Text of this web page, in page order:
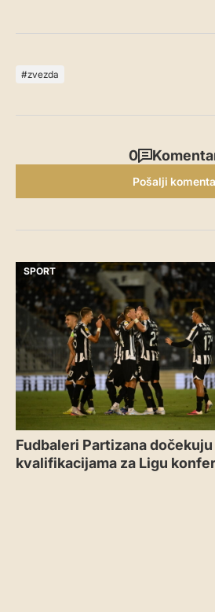
zvezda
0
Pošalji
SPORT
Fudbaleri Partizana dočekuju
kvalifikacijama za Ligu